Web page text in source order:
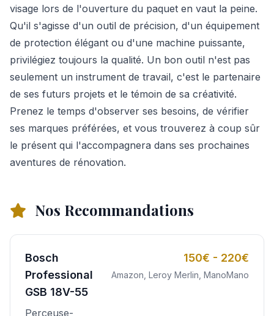
visage lors de l'ouverture du paquet en vaut la peine.
Qu'il s'agisse d'un outil de précision, d'un équipement
de protection élégant ou d'une machine puissante,
privilégiez toujours la qualité. Un bon outil n'est pas
seulement un instrument de travail, c'est le partenaire
de ses futurs projets et le témoin de sa créativité.
Prenez le temps d'observer ses besoins, de vérifier
ses marques préférées, et vous trouverez à coup sûr
le présent qui l'accompagnera dans ses prochaines
aventures de rénovation.
Nos Recommandations
Bosch
Professional
GSB 18V-55
Perceuse-
150€ - 220€
Amazon, Leroy Merlin, ManoMano